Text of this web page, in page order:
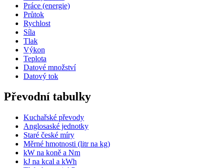
Práce (energie)
Průtok
Rychlost
Síla
Tlak
Výkon
Teplota
Datové množství
Datový tok
Převodní tabulky
Kuchařské převody
Anglosaské jednotky
Staré české míry
Měrné hmotnosti (litr na kg)
kW na koně a Nm
kJ na kcal a kWh